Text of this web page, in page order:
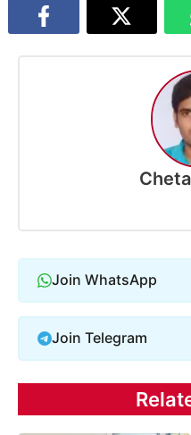
Join WhatsApp
Join Telegram